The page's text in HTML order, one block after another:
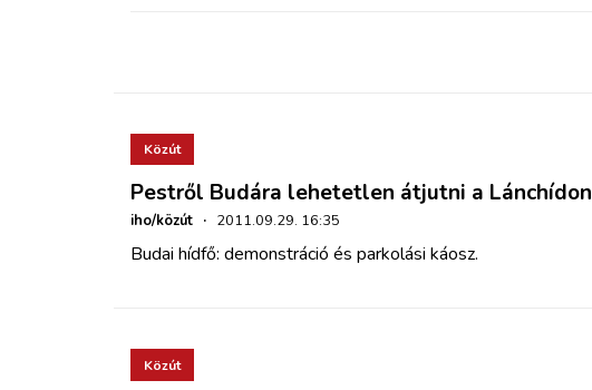
Közút
Pestről Budára lehetetlen átjutni a Lánchídon
iho/közút · 2011.09.29. 16:35
Budai hídfő: demonstráció és parkolási káosz.
Közút